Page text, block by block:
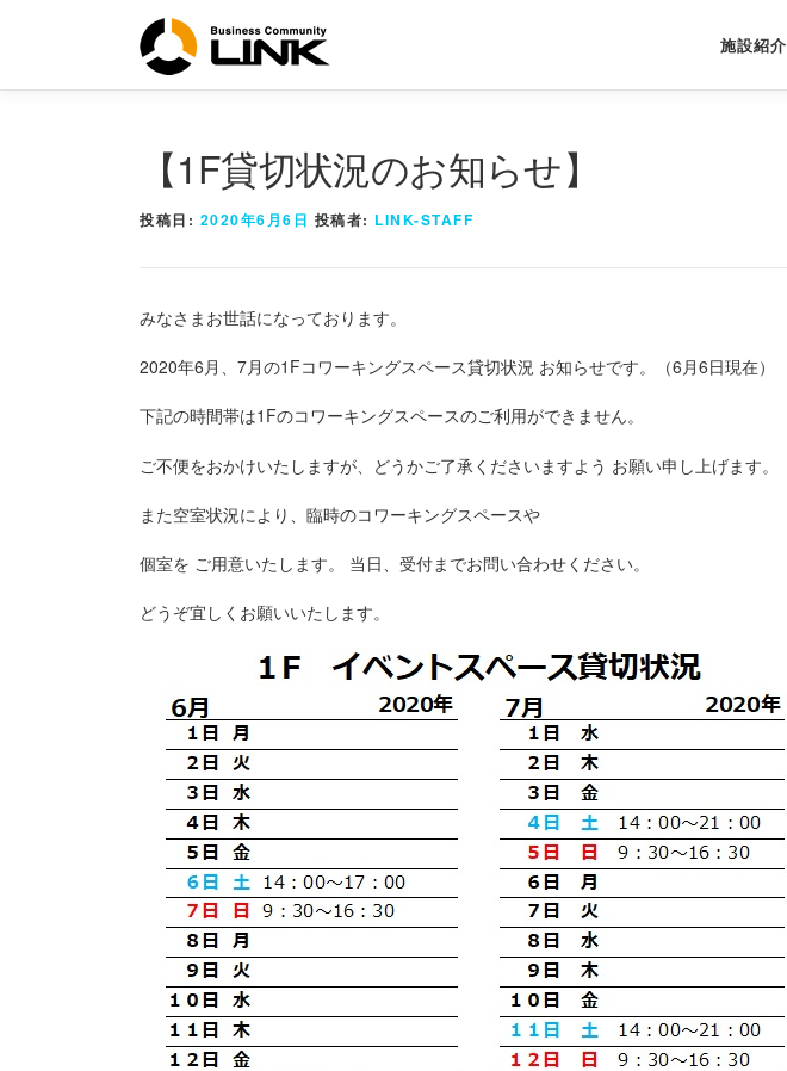
ン
施設紹介
【1F貸切状況のお知らせ】
投稿日: 2020年6月6日 投稿者: LINK-STAFF
みなさまお世話になっております。
2020年6月、7月の1Fコワーキングスペース貸切状況 お知らせです。（6月6日現在）
下記の時間帯は1Fのコワーキングスペースのご利用ができません。
ご不便をおかけいたしますが、どうかご了承くださいますよう お願い申し上げます。
また空室状況により、臨時のコワーキングスペースや
個室を ご用意いたします。 当日、受付までお問い合わせください。
どうぞ宜しくお願いいたします。